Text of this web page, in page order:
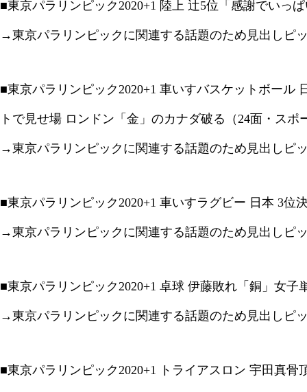
■東京パラリンピック2020+1 陸上 辻5位「感謝でいっ
→東京パラリンピックに関連する話題のため見出しピ
■東京パラリンピック2020+1 車いすバスケットボール
トで見せ場 ロンドン「金」のカナダ破る（24面・スポ
→東京パラリンピックに関連する話題のため見出しピ
■東京パラリンピック2020+1 車いすラグビー 日本 3位
→東京パラリンピックに関連する話題のため見出しピ
■東京パラリンピック2020+1 卓球 伊藤敗れ「銅」女子
→東京パラリンピックに関連する話題のため見出しピ
■東京パラリンピック2020+1 トライアスロン 宇田真